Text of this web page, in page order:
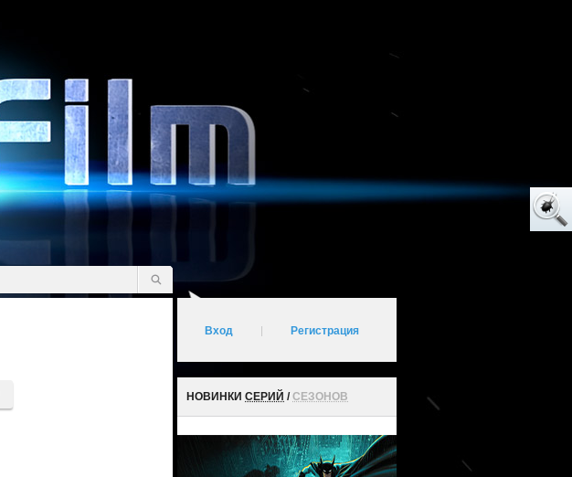
Вход Регистрация
НОВИНКИ СЕРИЙ /СЕЗОНОВ